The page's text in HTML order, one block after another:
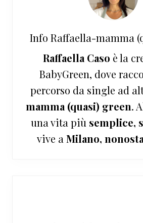
Info Raffaella-mamma
Raffaella Caso è la
BabyGreen, dove
percorso da single ad
mamma (quasi) green.
una vita più semplice,
vive a Milano,